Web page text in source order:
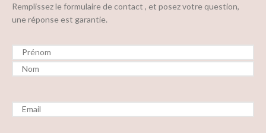
Remplissez le formulaire de contact , et posez votre question,
une réponse est garantie.